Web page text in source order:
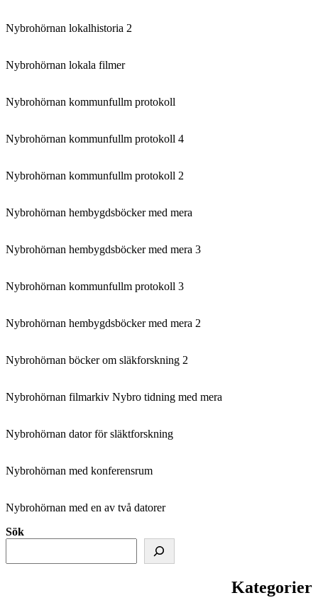
Nybrohörnan lokalhistoria 2
Nybrohörnan lokala filmer
Nybrohörnan kommunfullm protokoll
Nybrohörnan kommunfullm protokoll 4
Nybrohörnan kommunfullm protokoll 2
Nybrohörnan hembygdsböcker med mera
Nybrohörnan hembygdsböcker med mera 3
Nybrohörnan kommunfullm protokoll 3
Nybrohörnan hembygdsböcker med mera 2
Nybrohörnan böcker om släkforskning 2
Nybrohörnan filmarkiv Nybro tidning med mera
Nybrohörnan dator för släktforskning
Nybrohörnan med konferensrum
Nybrohörnan med en av två datorer
Sök
Kategorier